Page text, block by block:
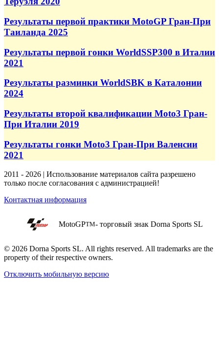
Результаты первой практики MotoGP Гран-При
Таиланда 2025
Результаты первой гонки WorldSSP300 в Италии
2021
Результаты разминки WorldSBK в Каталонии
2024
Результаты второй квалификации Moto3 Гран-
При Италии 2019
Результаты гонки Moto3 Гран-При Валенсии
2021
2011 - 2026 | Использование материалов сайта разрешено
только после согласования с администрацией!
Контактная информация
MotoGPTM- торговый знак Dorna Sports SL
© 2026 Dorna Sports SL. All rights reserved. All trademarks are the
property of their respective owners.
Отключить мобильную версию